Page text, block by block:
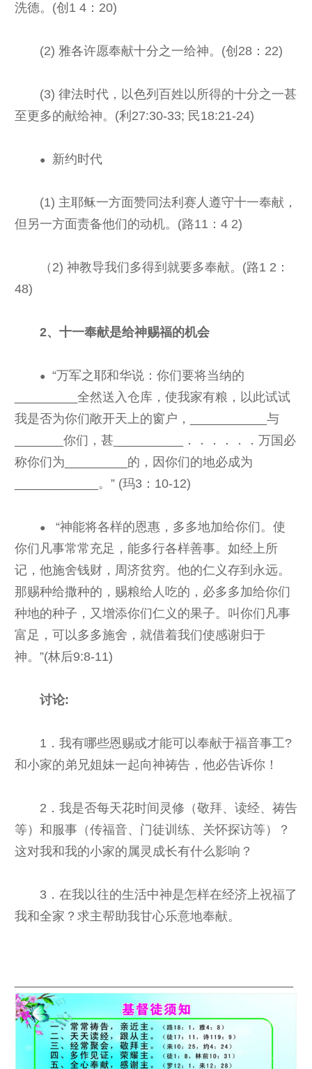
洗德。(创1 4：20)
(2) 雅各许愿奉献十分之一给神。(创28：22)
(3) 律法时代，以色列百姓以所得的十分之一甚
至更多的献给神。(利27:30-33; 民18:21-24)
● 新约时代
(1) 主耶稣一方面赞同法利赛人遵守十一奉献，
但另一方面责备他们的动机。(路11：4 2)
（2) 神教导我们多得到就要多奉献。(路1 2：
48)
2、十一奉献是给神赐福的机会
●
“万军之耶和华说：你们要将当纳的
_________全然送入仓库，使我家有粮，以此试试
我是否为你们敞开天上的窗户，___________与
_______你们，甚__________．．．．．．万国必
称你们为_________的，因你们的地必成为
____________。” (玛3：10-12)
●
“神能将各样的恩惠，多多地加给你们。使
你们凡事常常充足，能多行各样善事。如经上所
记，他施舍钱财，周济贫穷。他的仁义存到永远。
那赐种给撒种的，赐粮给人吃的，必多多加给你们
种地的种子，又增添你们仁义的果子。叫你们凡事
富足，可以多多施舍，就借着我们使感谢归于
神。”(林后9:8-11)
讨论:
1．我有哪些恩赐或才能可以奉献于福音事工?
和小家的弟兄姐妹一起向神祷告，他必告诉你！
2．我是否每天花时间灵修（敬拜、读经、祷告
等）和服事（传福音、门徒训练、关怀探访等）？
这对我和我的小家的属灵成长有什么影响？
3．在我以往的生活中神是怎样在经济上祝福了
我和全家？求主帮助我甘心乐意地奉献。